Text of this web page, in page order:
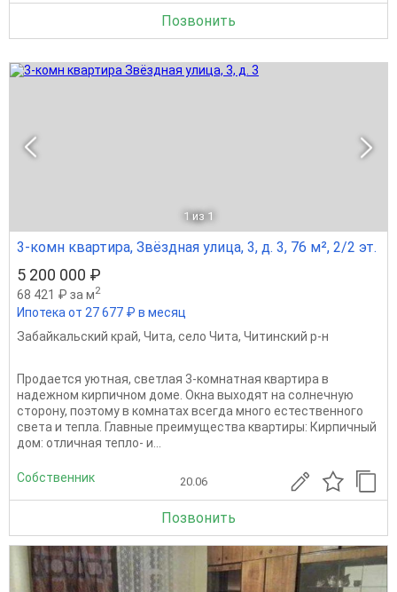
Позвонить
1 из 1
3-комн квартира, Звёздная улица, 3, д. 3, 76 м², 2/2 эт.
5 200 000 ₽
68 421 ₽ за м2
Ипотека от 27 677 ₽ в месяц
Забайкальский край, Чита, село Чита, Читинский р-н
Продается уютная, светлая 3-комнатная квартира в
надежном кирпичном доме. Окна выходят на солнечную
сторону, поэтому в комнатах всегда много естественного
света и тепла. Главные преимущества квартиры: Кирпичный
дом: отличная тепло- и...
Собственник 20.06
Позвонить